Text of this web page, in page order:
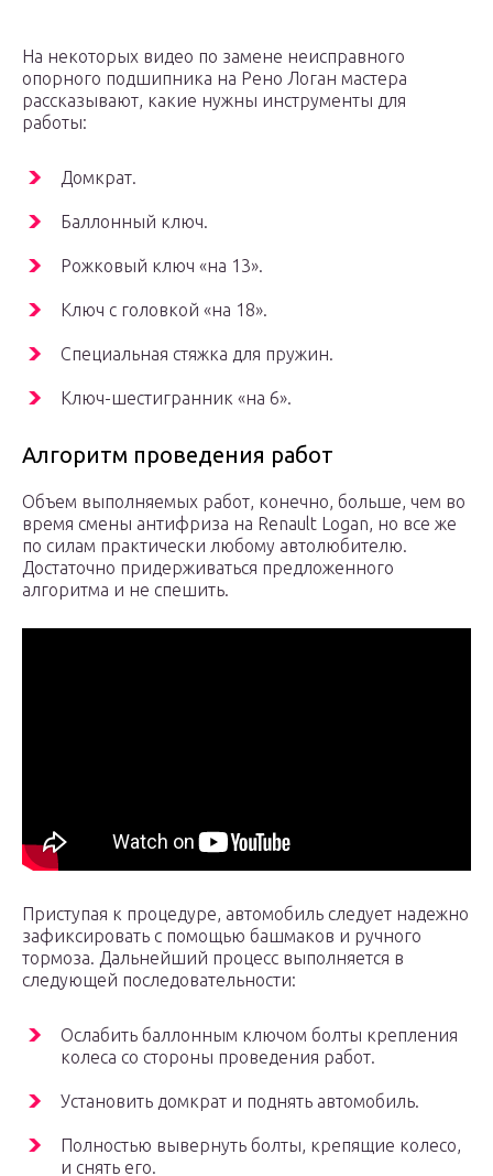
На некоторых видео по замене неисправного
опорного подшипника на Рено Логан мастера
рассказывают, какие нужны инструменты для
работы:
Домкрат.
Баллонный ключ.
Рожковый ключ «на 13».
Ключ с головкой «на 18».
Специальная стяжка для пружин.
Ключ-шестигранник «на 6».
Алгоритм проведения работ
Объем выполняемых работ, конечно, больше, чем во
время смены антифриза на Renault Logan, но все же
по силам практически любому автолюбителю.
Достаточно придерживаться предложенного
алгоритма и не спешить.
Приступая к процедуре, автомобиль следует надежно
зафиксировать с помощью башмаков и ручного
тормоза. Дальнейший процесс выполняется в
следующей последовательности:
Ослабить баллонным ключом болты крепления
колеса со стороны проведения работ.
Установить домкрат и поднять автомобиль.
Полностью вывернуть болты, крепящие колесо,
и снять его.